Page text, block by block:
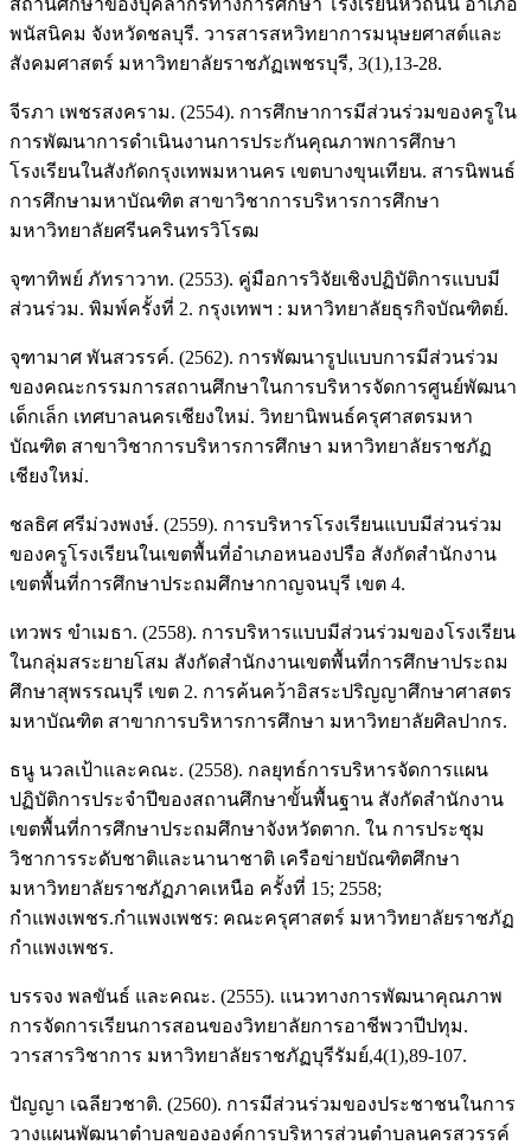
สถานศึกษาของบุคลากรทางการศึกษา โรงเรียนหัวถนน อำเภอ
พนัสนิคม จังหวัดชลบุรี. วารสารสหวิทยาการมนุษยศาสต์และ
สังคมศาสตร์ มหาวิทยาลัยราชภัฏเพชรบุรี, 3(1),13-28.
จีรภา เพชรสงคราม. (2554). การศึกษาการมีส่วนร่วมของครูใน
การพัฒนาการดำเนินงานการประกันคุณภาพการศึกษา
โรงเรียนในสังกัดกรุงเทพมหานคร เขตบางขุนเทียน. สารนิพนธ์
การศึกษามหาบัณฑิต สาขาวิชาการบริหารการศึกษา
มหาวิทยาลัยศรีนครินทรวิโรฒ
จุฑาทิพย์ ภัทราวาท. (2553). คู่มือการวิจัยเชิงปฏิบัติการแบบมี
ส่วนร่วม. พิมพ์ครั้งที่ 2. กรุงเทพฯ : มหาวิทยาลัยธุรกิจบัณฑิตย์.
จุฑามาศ พันสวรรค์. (2562). การพัฒนารูปแบบการมีส่วนร่วม
ของคณะกรรมการสถานศึกษาในการบริหารจัดการศูนย์พัฒนา
เด็กเล็ก เทศบาลนครเชียงใหม่. วิทยานิพนธ์ครุศาสตรมหา
บัณฑิต สาขาวิชาการบริหารการศึกษา มหาวิทยาลัยราชภัฏ
เชียงใหม่.
ชลธิศ ศรีม่วงพงษ์. (2559). การบริหารโรงเรียนแบบมีส่วนร่วม
ของครูโรงเรียนในเขตพื้นที่อำเภอหนองปรือ สังกัดสำนักงาน
เขตพื้นที่การศึกษาประถมศึกษากาญจนบุรี เขต 4.
เทวพร ขำเมธา. (2558). การบริหารแบบมีส่วนร่วมของโรงเรียน
ในกลุ่มสระยายโสม สังกัดสำนักงานเขตพื้นที่การศึกษาประถม
ศึกษาสุพรรณบุรี เขต 2. การค้นคว้าอิสระปริญญาศึกษาศาสตร
มหาบัณฑิต สาขาการบริหารการศึกษา มหาวิทยาลัยศิลปากร.
ธนู นวลเป้าและคณะ. (2558). กลยุทธ์การบริหารจัดการแผน
ปฏิบัติการประจำปีของสถานศึกษาขั้นพื้นฐาน สังกัดสำนักงาน
เขตพื้นที่การศึกษาประถมศึกษาจังหวัดตาก. ใน การประชุม
วิชาการระดับชาติและนานาชาติ เครือข่ายบัณฑิตศึกษา
มหาวิทยาลัยราชภัฏภาคเหนือ ครั้งที่ 15; 2558;
กำแพงเพชร.กำแพงเพชร: คณะครุศาสตร์ มหาวิทยาลัยราชภัฏ
กำแพงเพชร.
บรรจง พลขันธ์ และคณะ. (2555). แนวทางการพัฒนาคุณภาพ
การจัดการเรียนการสอนของวิทยาลัยการอาชีพวาปีปทุม.
วารสารวิชาการ มหาวิทยาลัยราชภัฏบุรีรัมย์,4(1),89-107.
ปัญญา เฉลียวชาติ. (2560). การมีส่วนร่วมของประชาชนในการ
วางแผนพัฒนาตำบลขององค์การบริหารส่วนตำบลนครสวรรค์